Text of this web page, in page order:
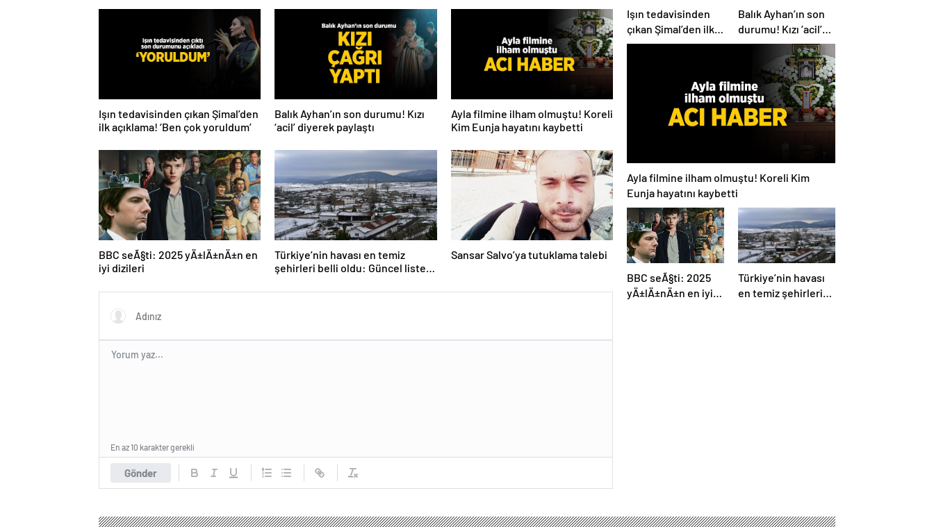
Işın tedavisinden çıkan Şimal’den
ilk açıklama! ‘Ben çok yoruldum’
Balık Ayhan’ın son durumu! Kızı
‘acil’ diyerek paylaştı
Ayla filmine ilham olmuştu! Koreli
Kim Eunja hayatını kaybetti
BBC seÃ§ti: 2025 yÄ±lÄ±nÄ±n en
iyi dizileri
Türkiye’nin havası en temiz
şehirleri belli oldu: Güncel liste
şaşırtıyor…
Sansar Salvo’ya tutuklama talebi
Gönder
En az 10 karakter gerekli
Işın tedavisinden
çıkan Şimal’den ilk
açıklama! ‘Ben çok
Balık Ayhan’ın son
durumu! Kızı ‘acil’
diyerek paylaştı
Ayla filmine ilham olmuştu! Koreli Kim
Eunja hayatını kaybetti
BBC seÃ§ti: 2025
yÄ±lÄ±nÄ±n en iyi
Türkiye’nin havası
en temiz şehirleri